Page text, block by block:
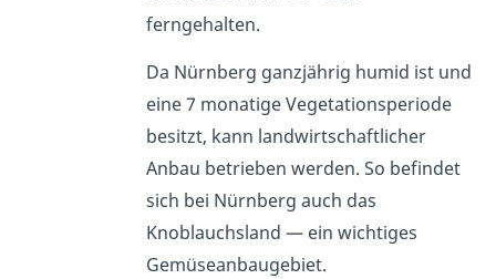
ferngehalten.
Da Nürnberg ganzjährig humid ist und
eine 7 monatige Vegetationsperiode
besitzt, kann landwirtschaftlicher
Anbau betrieben werden. So befindet
sich bei Nürnberg auch das
Knoblauchsland — ein wichtiges
Gemüseanbaugebiet.